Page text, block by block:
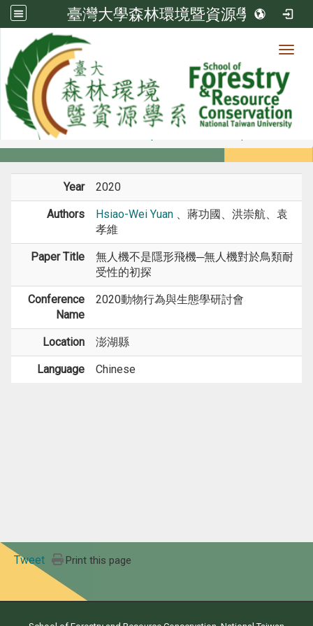
臺灣大學森林環境暨資源學系
Member
Members
Year 2020
Authors Hsiao-Wei Yuan 、蔣功國、洪崇航、袁
孝維
Paper Title
無人機不是隱形飛機─無人機對於鳥類耐
受性的初探
Conference
Name
2020動物行為與生態學研討會
Location 澎湖縣
Language Chinese
Tweet Print this page